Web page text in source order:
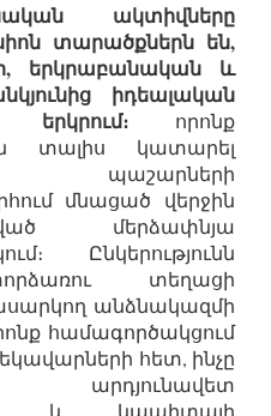
ակտիվները
տարածքներն են,
երկրաբանական և
իդեալական
որոնք
տալիս կատարել
պաշարների
մնացած վերջին
մերձափնյա
Ընկերությունն
տեղացի
անձնակազմի
համագործակցում
հետ, ինչը
և կապիտալի